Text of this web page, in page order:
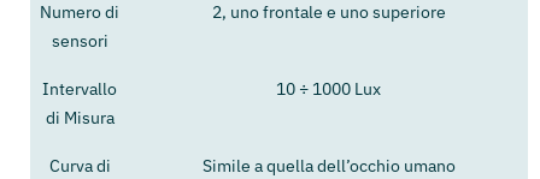
Numero di
sensori
2, uno frontale e uno superiore
Intervallo
di Misura
10 ÷ 1000 Lux
Curva di
Simile a quella dell’occhio umano